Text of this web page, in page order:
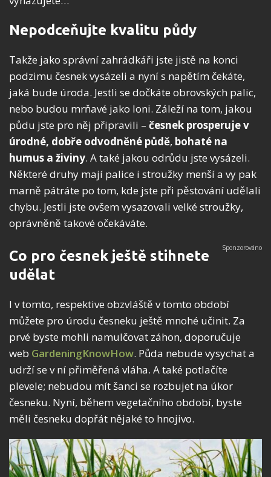
Nepodceňujte kvalitu půdy
Takže jako správní zahrádkáři jste jistě na konci
podzimu česnek vysázeli a nyní s napětím čekáte,
jaká bude úroda. Jestli se dočkáte obrovských palic,
nebo budou mrňavé jako loni. Záleží na tom, jakou
půdu jste pro něj připravili – česnek prosperuje v
úrodné, dobře odvodněné půdě, bohaté na
humus a živiny. A také jakou odrůdu jste vysázeli.
Některé druhy mají palice i stroužky menší a vy pak
marně pátráte po tom, kde jste při pěstování udělali
chybu. Jestli jste ovšem vysazovali velké stroužky,
oprávněně takové očekáváte.
Co pro česnek ještě stihnete
udělat
I v tomto, respektive obzvláště v tomto období
můžete pro úrodu česneku ještě mnohé učinit. Za
prvé byste mohli namulčovat záhon, doporučuje
web GardeningKnowHow. Půda nebude vysychat a
udrží se v ní přiměřená vláha. A také potlačíte
plevele; nebudou mít šanci se rozbujet na úkor
česneku. Nyní, během vegetačního období, byste
měli česneku dopřát nějaké to hnojivo.